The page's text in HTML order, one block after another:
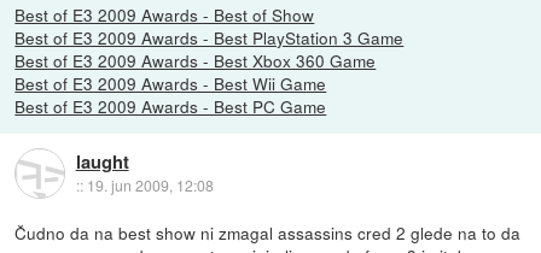
Best of E3 2009 Awards - Best of Show
Best of E3 2009 Awards - Best PlayStation 3 Game
Best of E3 2009 Awards - Best Xbox 360 Game
Best of E3 2009 Awards - Best Wii Game
Best of E3 2009 Awards - Best PC Game
laught
:: 19. jun 2009, 12:08
Čudno da na best show ni zmagal assassins cred 2 glede na to da